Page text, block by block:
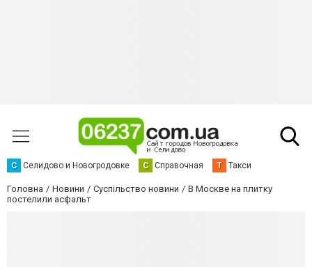
С Селидово и Новогродовке С Справочная Т Такси
Головна Новини Суспільство новини
В Москве на плитку
постелили асфальт